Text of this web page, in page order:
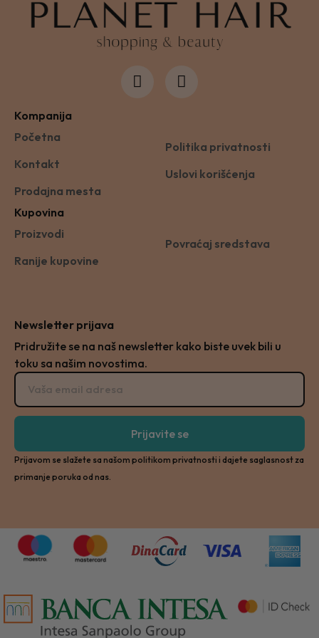
Kompanija
Početna
Kontakt
Prodajna mesta
Politika privatnosti
Uslovi korišćenja
Kupovina
Proizvodi
Ranije kupovine
Povraćaj sredstava
Newsletter prijava
Pridružite se na naš newsletter kako biste uvek bili u
toku sa našim novostima.
Prijavite se
Prijavom se slažete sa našom politikom privatnosti i dajete saglasnost za
primanje poruka od nas.